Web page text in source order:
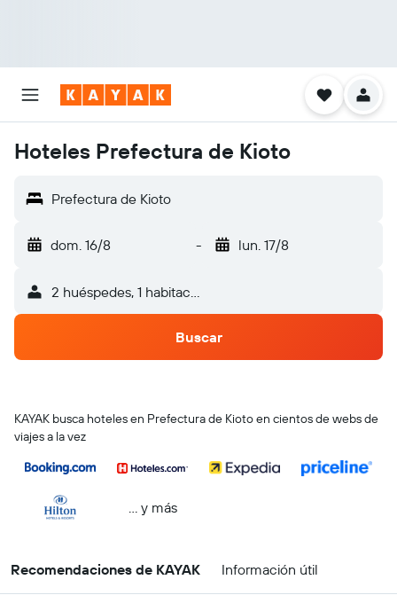
Hoteles Prefectura de Kioto
Prefectura de Kioto
dom. 16/8 - lun. 17/8
2 huéspedes, 1 habitación
Buscar
KAYAK busca hoteles en Prefectura de Kioto en cientos de webs de
viajes a la vez
… y más
Recomendaciones de KAYAK Información útil